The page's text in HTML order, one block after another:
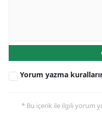
Yorum yazma
* Bu içerik ile ilgili yorum